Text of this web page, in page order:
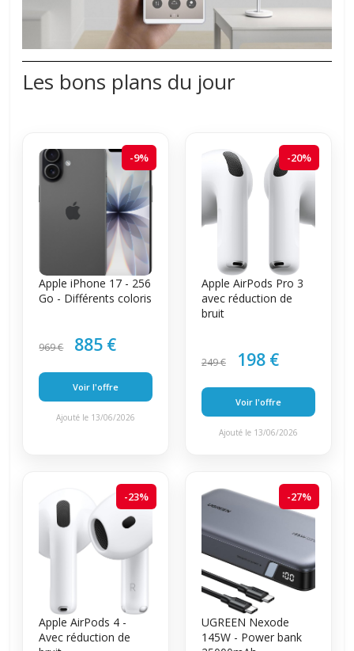
Les bons plans du jour
-9%
Apple iPhone 17 - 256
Go - Différents coloris
969 € 885 €
Voir l'offre
Ajouté le 13/06/2026
-20%
Apple AirPods Pro 3
avec réduction de
bruit
249 € 198 €
Voir l'offre
Ajouté le 13/06/2026
-23%
Apple AirPods 4 -
Avec réduction de
-27%
UGREEN Nexode
145W - Power bank